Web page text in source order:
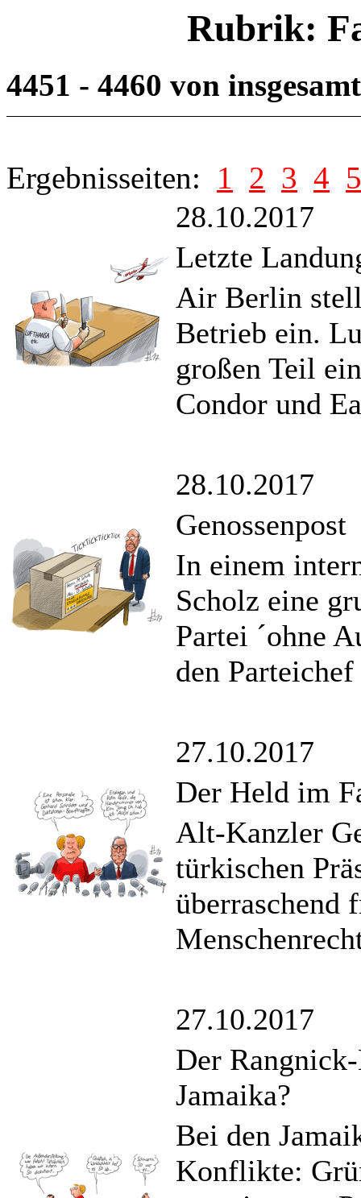
Rubrik:
4451 - 4460 von
Ergebnisseiten: 1 2 3 4 5
28.10.2017
Letzte
Air Berlin
Betrieb ein.
großen Teil
Condor und
28.10.2017
Genossenpost
In einem
Scholz eine
Partei ´ohne
den
27.10.2017
Der Held im
Alt-Kanzler
türkischen
überraschend
27.10.2017
Der
Jamaika?
Bei den
Konflikte: